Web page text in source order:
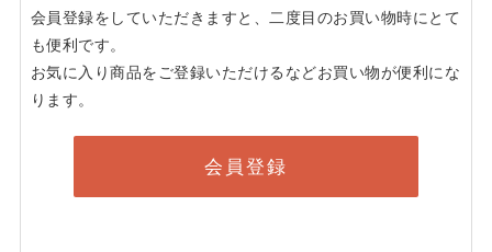
会員登録をしていただきますと、二度目のお買い物時にとて
も便利です。
お気に入り商品をご登録いただけるなどお買い物が便利にな
ります。
会員登録